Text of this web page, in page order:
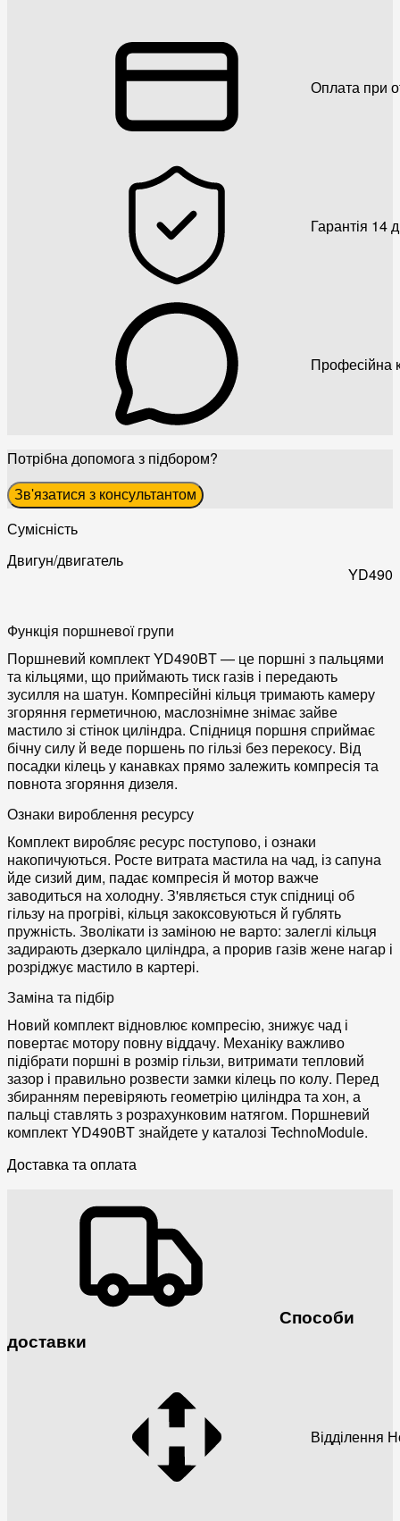
Оплата при
Гарантія 14
Професійна
Потрібна допомога з підбором?
Зв'язатися з консультантом
Сумісність
Двигун/двигатель
YD490
Функція поршневої групи
Поршневий комплект YD490BT — це поршні з пальцями
та кільцями, що приймають тиск газів і передають
зусилля на шатун. Компресійні кільця тримають камеру
згоряння герметичною, маслознімне знімає зайве
мастило зі стінок циліндра. Спідниця поршня сприймає
бічну силу й веде поршень по гільзі без перекосу. Від
посадки кілець у канавках прямо залежить компресія та
повнота згоряння дизеля.
Ознаки вироблення ресурсу
Комплект виробляє ресурс поступово, і ознаки
накопичуються. Росте витрата мастила на чад, із сапуна
йде сизий дим, падає компресія й мотор важче
заводиться на холодну. З'являється стук спідниці об
гільзу на прогріві, кільця закоксовуються й гублять
пружність. Зволікати із заміною не варто: залеглі кільця
задирають дзеркало циліндра, а прорив газів жене нагар і
розріджує мастило в картері.
Заміна та підбір
Новий комплект відновлює компресію, знижує чад і
повертає мотору повну віддачу. Механіку важливо
підібрати поршні в розмір гільзи, витримати тепловий
зазор і правильно розвести замки кілець по колу. Перед
збиранням перевіряють геометрію циліндра та хон, а
пальці ставлять з розрахунковим натягом. Поршневий
комплект YD490BT знайдете у каталозі TechnoModule.
Доставка та оплата
Способи
доставки
Відділення